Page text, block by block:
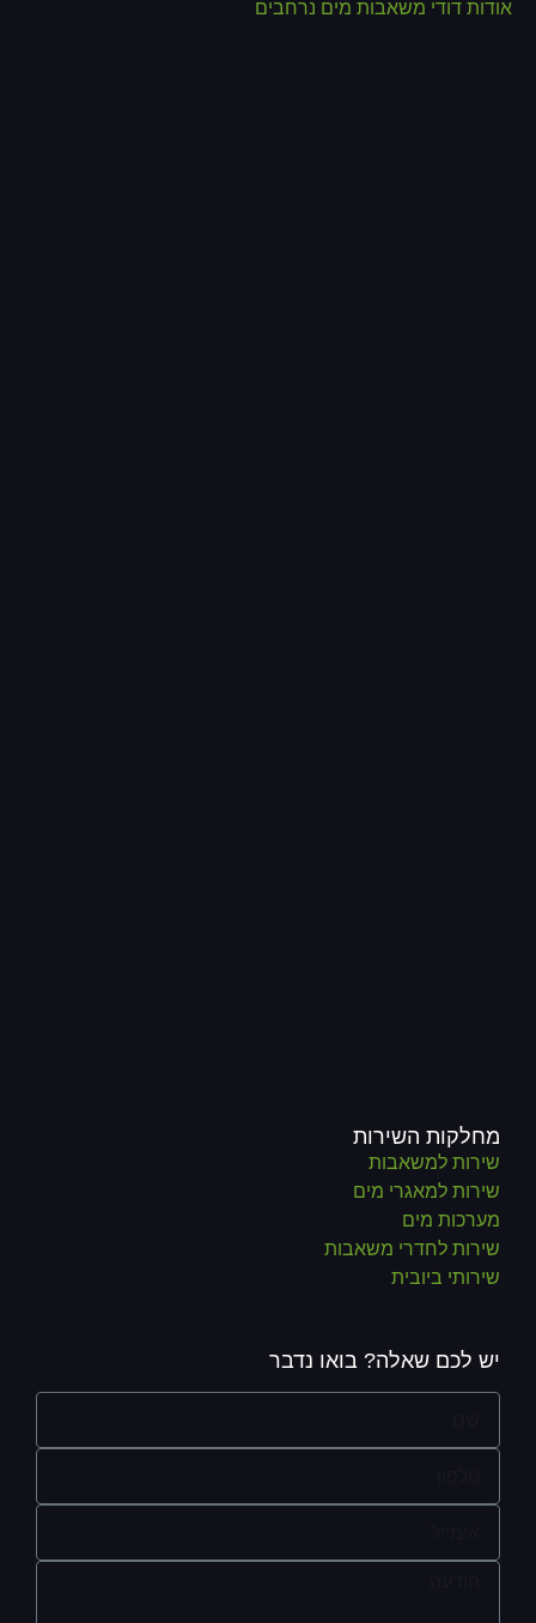
אודות דודי משאבות מים נרחבים
מחלקות השירות
שירות למשאבות
שירות למאגרי מים
מערכות מים
שירות לחדרי משאבות
שירותי ביובית
יש לכם שאלה? בואו נדבר